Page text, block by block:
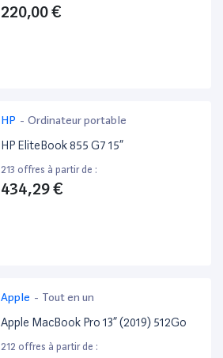
220,00 €
HP - Ordinateur portable
HP EliteBook 855 G7 15”
213 offres à partir de :
434,29 €
Apple - Tout en un
Apple MacBook Pro 13” (2019) 512Go
212 offres à partir de :